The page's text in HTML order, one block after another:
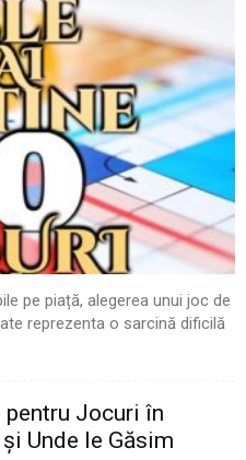
pe piață, alegerea unui joc de
reprezenta o sarcină dificilă
Jocuri în
Unde le Găsim